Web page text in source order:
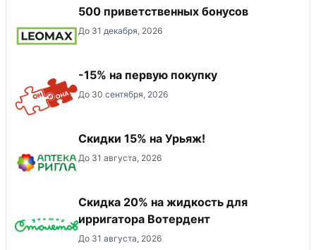
500 приветственных бонусов
До 31 декабря, 2026
-15% на первую покупку
До 30 сентября, 2026
Скидки 15% на Урьяж!
До 31 августа, 2026
Скидка 20% на жидкость для
ирригатора Вотердент
До 31 августа, 2026